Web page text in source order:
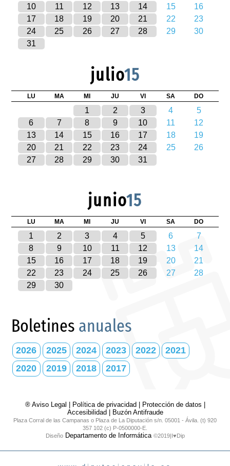
10
11 12 13 14 15
16
17
18 19 20 21 22
23
24
25 26 27 28 29
30
31
julio15
LU MA MI JU VI SA DO
1 2 3 4
5
6
7 8 9 10 11
12
13
14 15 16 17 18
19
20
21 22 23 24 25
26
27
28 29 30 31
junio15
LU MA MI JU VI SA DO
1 2 3 4 5 6
7
8
9 10 11 12 13
14
15
16 17 18 19 20
21
22
23 24 25 26 27
28
29
30
Boletines anuales
2026 2025 2024 2023 2022
2021
2020
2019 2018 2017
® Aviso Legal Política de privacidad Protección de datos
Accesibilidad
Buzón Antifraude
Plaza Corral de las Campanas o Plaza de La Diputación s/n. 05001 - Ávila. (t) 920
357 102 (c) P-0500000-E.
DiseñoDepartamento de Informática ©2019|I♥Dip